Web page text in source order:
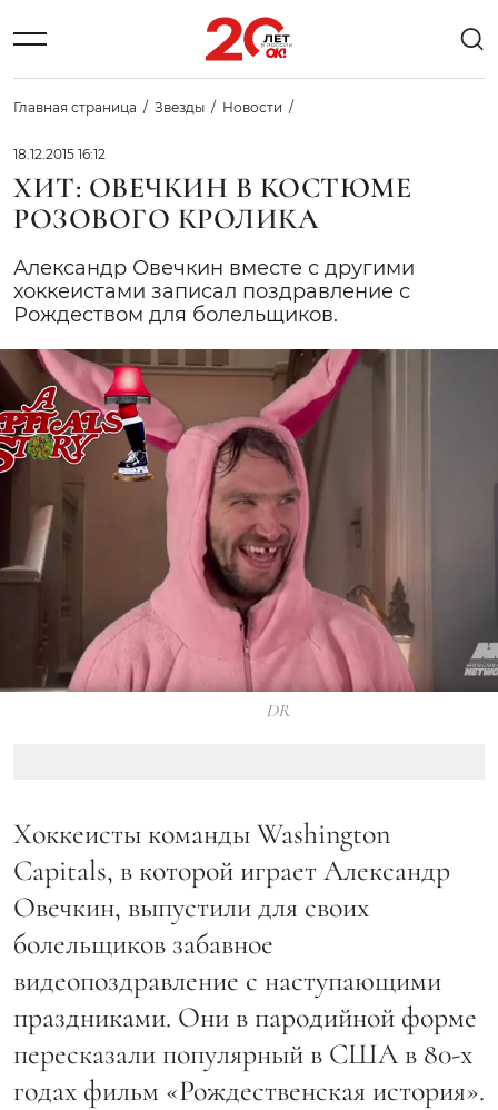
Главная страница Звезды Новости
18.12.2015 16:12
ХИТ: ОВЕЧКИН В КОСТЮМЕ
РОЗОВОГО КРОЛИКА
Александр Овечкин вместе с другими
хоккеистами записал поздравление с
Рождеством для болельщиков.
DR
Хоккеисты команды Washington
Capitals, в которой играет Александр
Овечкин, выпустили для своих
болельщиков забавное
видеопоздравление с наступающими
праздниками. Они в пародийной форме
пересказали популярный в США в 80-х
годах фильм «Рождественская история».